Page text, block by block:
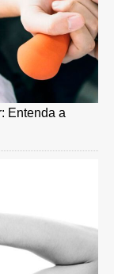
Entenda a